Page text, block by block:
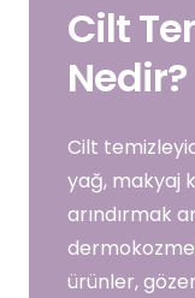
Cilt
Nedir?
Cilt
yağ, makyaj
arındırmak
ürünler,